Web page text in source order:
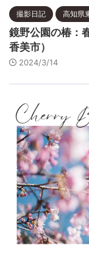
撮影日記 高知県
鏡野公園の椿：
香美市）
2024/3/14